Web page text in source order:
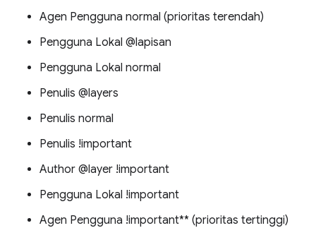
Agen Pengguna normal (prioritas terendah)
Pengguna Lokal @lapisan
Pengguna Lokal normal
Penulis @layers
Penulis normal
Penulis !important
Author @layer !important
Pengguna Lokal !important
Agen Pengguna !important** (prioritas tertinggi)